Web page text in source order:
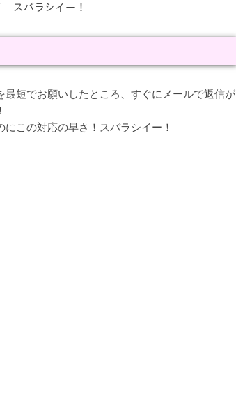
スバラシイー！
短でお願いしたところ、すぐにメールで返信が
この対応の早さ！スバラシイー！